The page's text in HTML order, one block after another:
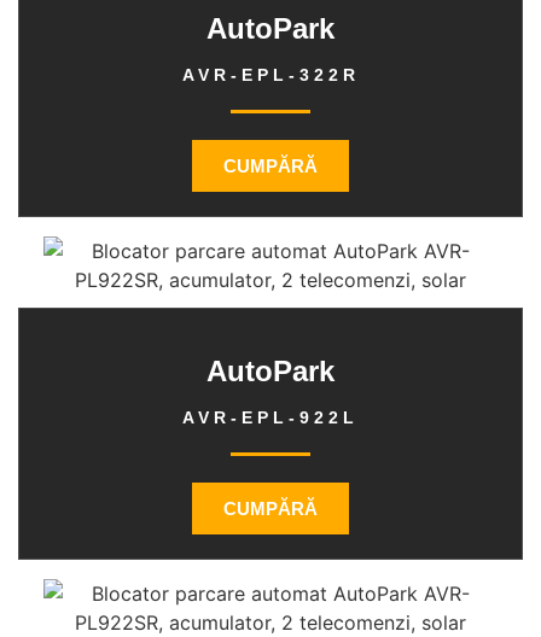
AutoPark
AVR-EPL-322R
CUMPĂRĂ
AutoPark
AVR-EPL-922L
CUMPĂRĂ